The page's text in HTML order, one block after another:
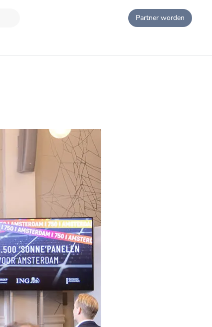
Partner worden